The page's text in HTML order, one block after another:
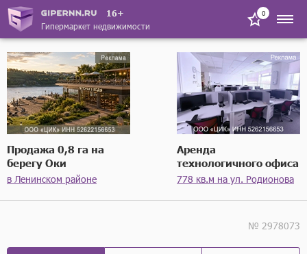
16+
Гипермаркет недвижимости
0
Продажа 0,8 га на
берегу Оки
в Ленинском районе
Аренда
технологичного офиса
778 кв.м на ул. Родионова
№ 2978073